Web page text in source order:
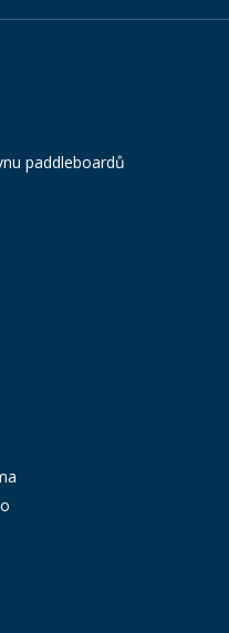
paddleboardů